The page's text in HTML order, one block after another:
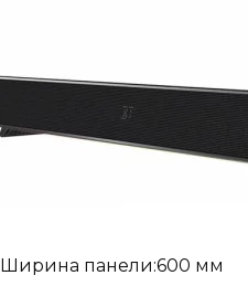
Ширина панели:600 мм